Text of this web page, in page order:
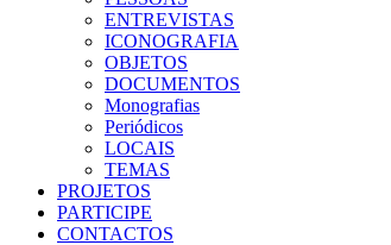
ENTREVISTAS
ICONOGRAFIA
OBJETOS
DOCUMENTOS
Monografias
Periódicos
LOCAIS
TEMAS
PROJETOS
PARTICIPE
CONTACTOS